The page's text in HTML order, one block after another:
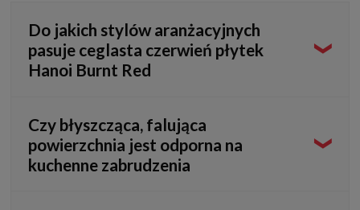
Do jakich stylów aranżacyjnych
pasuje ceglasta czerwień płytek
Hanoi Burnt Red
stylem śródziemnomorskim, boho, rustykalnym oraz retro.
Świetnie sprawdza się również jako ocieplający detal w
surowych wnętrzach industrialnych.
Czy błyszcząca, falująca
powierzchnia jest odporna na
kuchenne zabrudzenia